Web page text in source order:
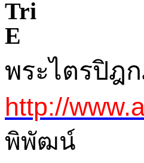
พระไตรปิฎ
http://
พิพัฒน์